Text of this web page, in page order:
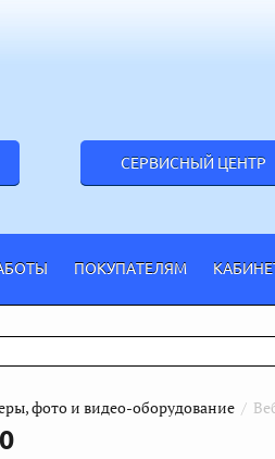
СЕРВИСНЫЙ ЦЕНТР
ПОКУПАТЕЛЯМ
фото и видео-оборудование
/